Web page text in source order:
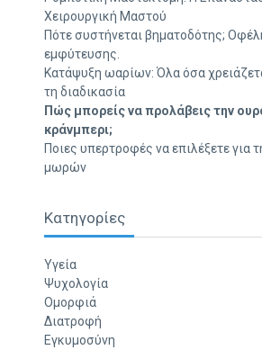
Χειρουργική Μαστού
Πότε συστήνεται βηματοδότης;
εμφύτευσης.
Κατάψυξη ωαρίων: Όλα όσα
τη διαδικασία
Πώς μπορείς να προλάβεις την
κράνμπερι;
Ποιες υπερτροφές να επιλέξετε για
μωρών
Κατηγορίες
Υγεία
Ψυχολογία
Ομορφιά
Διατροφή
Εγκυμοσύνη